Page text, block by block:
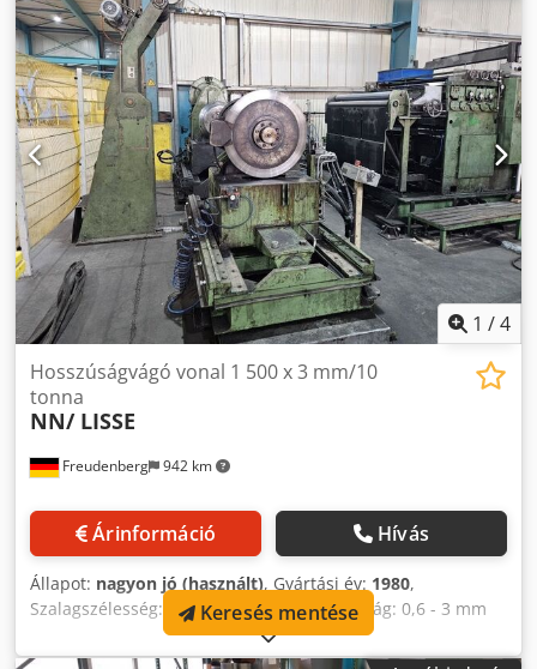
1 /4
Freudenberg 942 km
Hosszúságvágó vonal 1 500 x 3 mm/10
tonna
NN/ LISSE
Árinformáció Hívás
Állapot: nagyon jó (használt), Gyártási év: 1980,
Szalagszélesség: 1,500 mm Tekercsvastagság: 0,6 - 3 mm
Tekercs súlya: 10 tonna Dodpfxeqw Akms Acfekr
Keresés mentése